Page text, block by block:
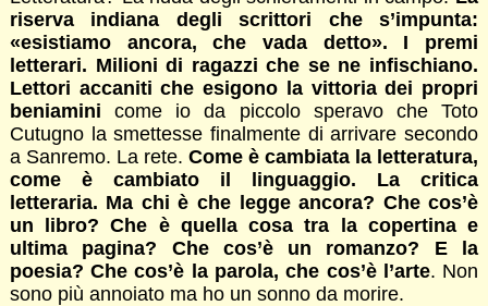
riserva indiana degli scrittori che s’impunta:
«esistiamo ancora, che vada detto». I premi
letterari. Milioni di ragazzi che se ne infischiano.
Lettori accaniti che esigono la vittoria dei propri
beniamini come io da piccolo speravo che Toto
Cutugno la smettesse finalmente di arrivare secondo
a Sanremo. La rete. Come è cambiata la letteratura,
come è cambiato il linguaggio. La critica
letteraria. Ma chi è che legge ancora? Che cos’è
un libro? Che è quella cosa tra la copertina e
ultima pagina? Che cos’è un romanzo? E la
poesia? Che cos’è la parola, che cos’è l’arte. Non
sono più annoiato ma ho un sonno da morire.